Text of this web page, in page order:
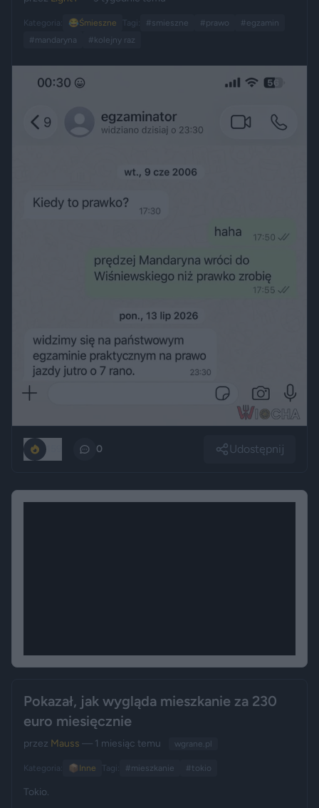
Kategoria: 😂Śmieszne Tagi: #smieszne #prawo
#egzamin
#mandaryna
#kolejny raz
0 Udostępnij
Pokazał, jak wygląda mieszkanie za 230
euro miesięcznie
przez Mauss — 1 miesiąc temu wgrane.pl
Kategoria: 📦 Inne Tagi: #mieszkanie #tokio
Tokio.